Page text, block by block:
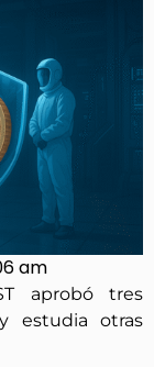
am
aprobó tres
estudia otras